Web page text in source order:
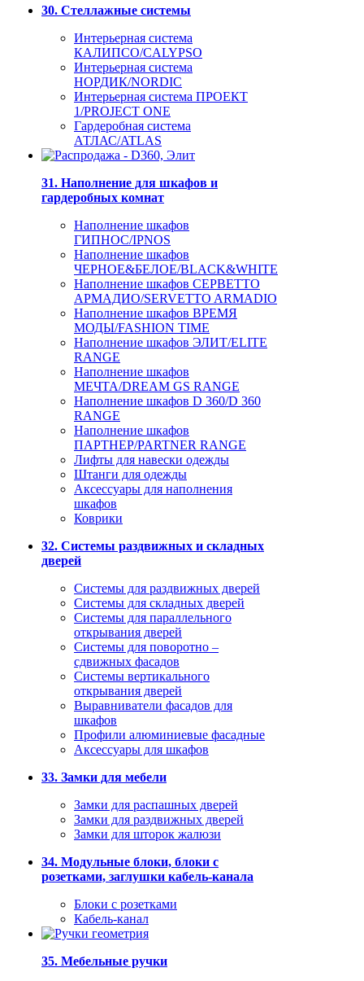
30. Стеллажные системы
Интерьерная система
КАЛИПСО/CALYPSO
Интерьерная система
НОРДИК/NORDIC
Интерьерная система ПРОЕКТ
1/PROJECT ONE
Гардеробная система
АТЛАС/ATLAS
31. Наполнение для шкафов и
гардеробных комнат
Наполнение шкафов
ГИПНОС/IPNOS
Наполнение шкафов
ЧЕРНОЕ&БЕЛОЕ/BLACK&WHITE
Наполнение шкафов СЕРВЕТТО
АРМАДИО/SERVETTO ARMADIO
Наполнение шкафов ВРЕМЯ
МОДЫ/FASHION TIME
Наполнение шкафов ЭЛИТ/ELITE
RANGE
Наполнение шкафов
МЕЧТА/DREAM GS RANGE
Наполнение шкафов D 360/D 360
RANGE
Наполнение шкафов
ПАРТНЕР/PARTNER RANGE
Лифты для навески одежды
Штанги для одежды
Аксессуары для наполнения
шкафов
Коврики
32. Системы раздвижных и складных
дверей
Системы для раздвижных дверей
Системы для складных дверей
Системы для параллельного
открывания дверей
Системы для поворотно –
сдвижных фасадов
Системы вертикального
открывания дверей
Выравниватели фасадов для
шкафов
Профили алюминиевые фасадные
Аксессуары для шкафов
33. Замки для мебели
Замки для распашных дверей
Замки для раздвижных дверей
Замки для шторок жалюзи
34. Модульные блоки, блоки с
розетками, заглушки кабель-канала
Блоки с розетками
Кабель-канал
35. Мебельные ручки